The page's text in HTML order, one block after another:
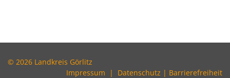
© 2026 Landkreis Görlitz
Impressum | Datenschutz | Barrierefreiheit